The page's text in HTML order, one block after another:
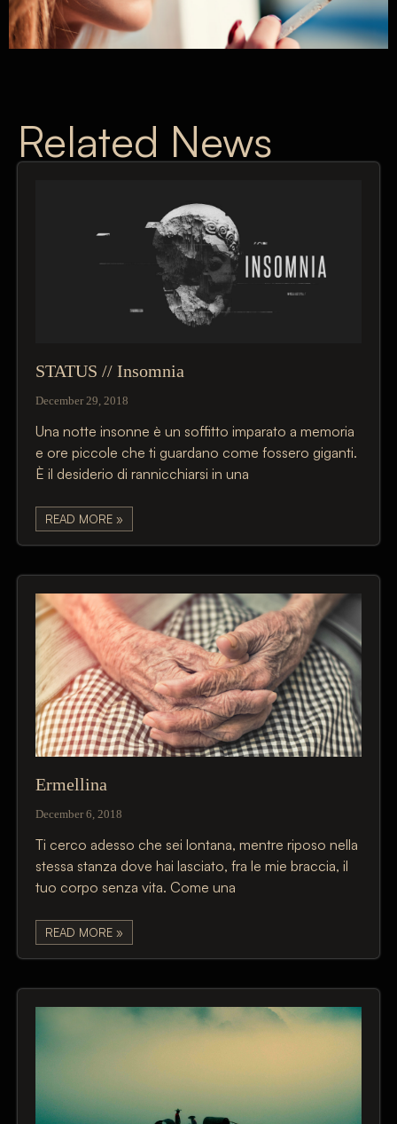
Related News
STATUS // Insomnia
December 29, 2018
Una notte insonne è un soffitto imparato a memoria
e ore piccole che ti guardano come fossero giganti.
È il desiderio di rannicchiarsi in una
READ MORE »
Ermellina
December 6, 2018
Ti cerco adesso che sei lontana, mentre riposo nella
stessa stanza dove hai lasciato, fra le mie braccia, il
tuo corpo senza vita. Come una
READ MORE »